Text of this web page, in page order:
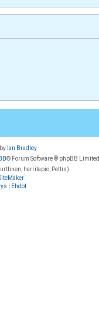
Ian Bradley
® Forum Software © phpBB Limited
harritapio, Pettis)
Ehdot